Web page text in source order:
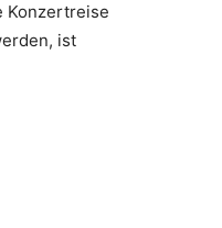
Konzertreise
ist